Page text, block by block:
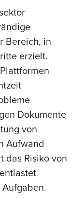
Bereich, in
erzielt.
Dokumente
von
Aufwand
das Risiko von